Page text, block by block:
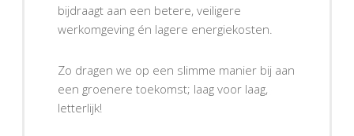
bijdraagt aan een betere, veiligere
werkomgeving én lagere energiekosten.
Zo dragen we op een slimme manier bij aan
een groenere toekomst; laag voor laag,
letterlijk!